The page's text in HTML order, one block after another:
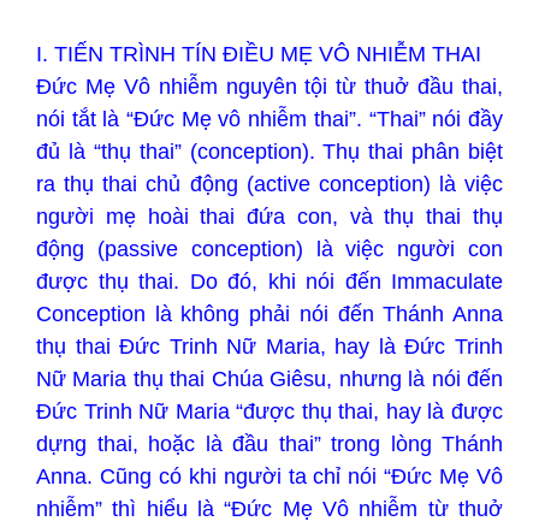
I. TIẾN TRÌNH TÍN ĐIỀU MẸ VÔ NHIỄM THAI
Đức Mẹ Vô nhiễm nguyên tội từ thuở đầu thai,
nói tắt là “Đức Mẹ vô nhiễm thai”. “Thai” nói đầy
đủ là “thụ thai” (conception). Thụ thai phân biệt
ra thụ thai chủ động (active conception) là việc
người mẹ hoài thai đứa con, và thụ thai thụ
động (passive conception) là việc người con
được thụ thai. Do đó, khi nói đến Immaculate
Conception là không phải nói đến Thánh Anna
thụ thai Đức Trinh Nữ Maria, hay là Đức Trinh
Nữ Maria thụ thai Chúa Giêsu, nhưng là nói đến
Đức Trinh Nữ Maria “được thụ thai, hay là được
dựng thai, hoặc là đầu thai” trong lòng Thánh
Anna. Cũng có khi người ta chỉ nói “Đức Mẹ Vô
nhiễm” thì hiểu là “Đức Mẹ Vô nhiễm từ thuở